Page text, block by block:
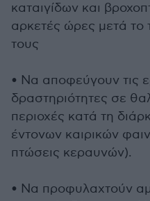
καταιγίδων και
αρκετές ώρες μετά το
τους
• Να αποφεύγουν τις
δραστηριότητες σε
περιοχές κατά τη
έντονων καιρικών
πτώσεις κεραυνών).
• Να προφυλαχτούν